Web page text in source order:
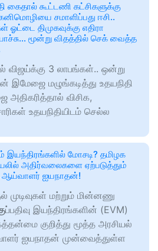
கைதால் கூட்டணி கட்சிகளுக்கு
சமாளிப்பது ஈசி..
திமுகவுக்கு எதிரா
மூன்று விதத்தில் செக் வைத்த
விஜய்க்கு 3 லாபங்கள்.. ஒன்று
இமேஜை மழுங்கடித்து உதயநிதி
அதிகரித்தால் விசிக,
உதயநிதியிடம் செல்ல
இயந்திரங்களில் மோசடி? தமிழக
அதிர்வலைகளை ஏற்படுத்தும்
ஆய்வாளர் ஐயநாதன்!
முடிவுகள் மற்றும் மின்னணு
ப்பதிவு இயந்திரங்களின் (EVM)
குறித்து மூத்த அரசியல்
ஐயநாதன் முன்வைத்துள்ள